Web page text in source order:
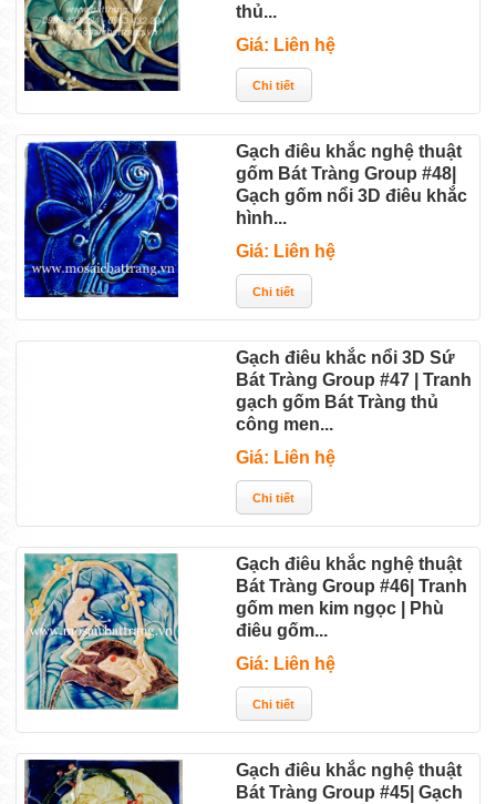
thủ...
Giá: Liên hệ
Gạch điêu khắc nghệ thuật
gốm Bát Tràng Group #48|
Gạch gốm nổi 3D điêu khắc
hình...
Giá: Liên hệ
Gạch điêu khắc nổi 3D Sứ
Bát Tràng Group #47 | Tranh
gạch gốm Bát Tràng thủ
công men...
Giá: Liên hệ
Gạch điêu khắc nghệ thuật
Bát Tràng Group #46| Tranh
gốm men kim ngọc | Phù
điêu gốm...
Giá: Liên hệ
Gạch điêu khắc nghệ thuật
Bát Tràng Group #45| Gạch